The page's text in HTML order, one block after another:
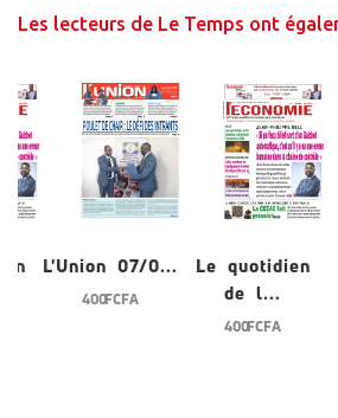
Les lecteurs de Le Temps ont
L'Union 07/0...
400 FCFA
Le quotidien
de l...
400 FCFA